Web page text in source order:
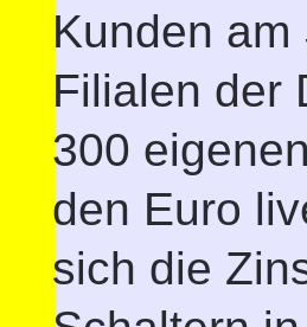
Kunden
Filialen der
300
den Euro
sich die